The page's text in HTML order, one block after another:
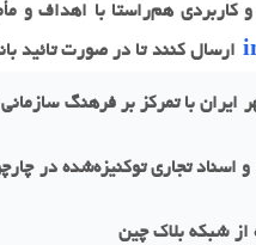
کاربردی هم‌راستا با اهداف و
ارسال کنند تا در صورت تائید
با تمرکز بر فرهنگ
اسناد تجاری توکنیزه‌شده در
از شبکه بلاک چین